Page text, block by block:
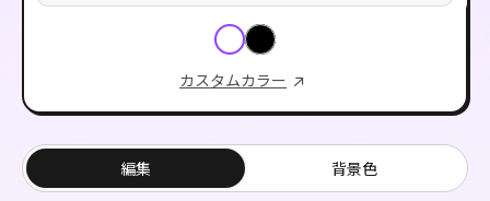
カスタムカラー
編集 背景色